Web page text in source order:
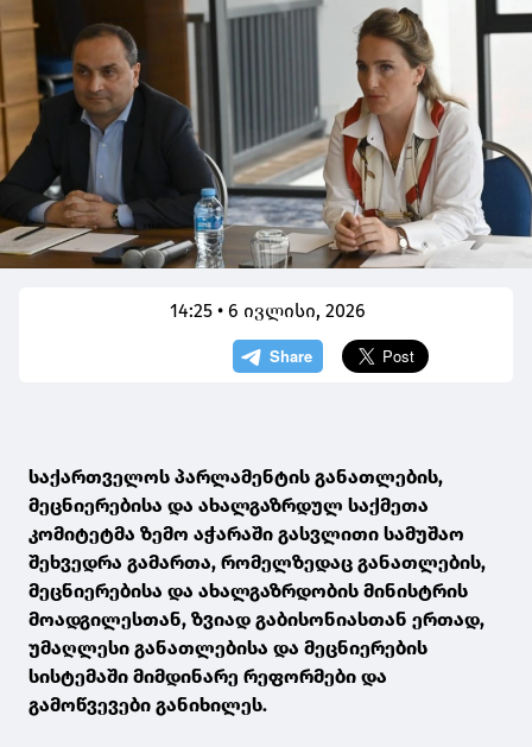
14:25 • 6 ივლისი, 2026
საქართველოს პარლამენტის განათლების,
მეცნიერებისა და ახალგაზრდულ საქმეთა
კომიტეტმა ზემო აჭარაში გასვლითი სამუშაო
შეხვედრა გამართა, რომელზედაც განათლების,
მეცნიერებისა და ახალგაზრდობის მინისტრის
მოადგილესთან, ზვიად გაბისონიასთან ერთად,
უმაღლესი განათლებისა და მეცნიერების
სისტემაში მიმდინარე რეფორმები და
გამოწვევები განიხილეს.